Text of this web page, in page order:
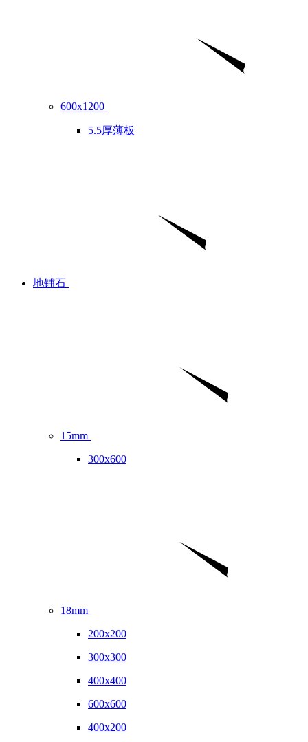
600x1200
5.5厚薄板
地铺石
15mm
300x600
18mm
200x200
300x300
400x400
600x600
400x200